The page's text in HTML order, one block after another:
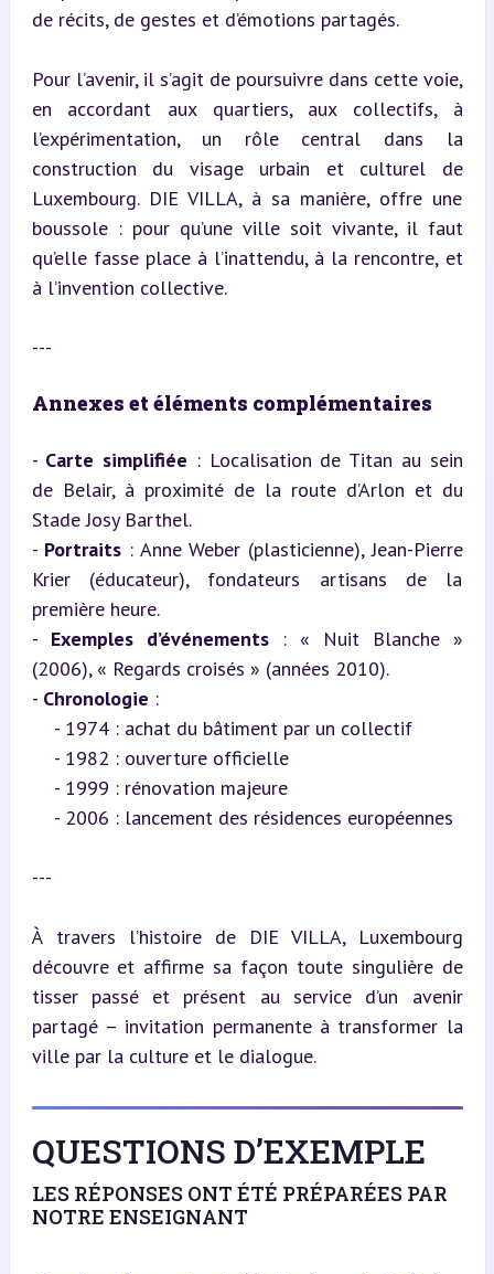
de récits, de gestes et d’émotions partagés.
Pour l’avenir, il s’agit de poursuivre dans cette voie,
en accordant aux quartiers, aux collectifs, à
l’expérimentation, un rôle central dans la
construction du visage urbain et culturel de
Luxembourg. DIE VILLA, à sa manière, offre une
boussole : pour qu’une ville soit vivante, il faut
qu’elle fasse place à l’inattendu, à la rencontre, et
à l’invention collective.
---
Annexes et éléments complémentaires
- Carte simplifiée : Localisation de Titan au sein
de Belair, à proximité de la route d’Arlon et du
Stade Josy Barthel.
- Portraits : Anne Weber (plasticienne), Jean-Pierre
Krier (éducateur), fondateurs artisans de la
première heure.
- Exemples d’événements : « Nuit Blanche »
(2006), « Regards croisés » (années 2010).
- Chronologie :
    - 2006 : lancement des résidences européennes
---
À travers l’histoire de DIE VILLA, Luxembourg
découvre et affirme sa façon toute singulière de
tisser passé et présent au service d’un avenir
partagé – invitation permanente à transformer la
ville par la culture et le dialogue.
QUESTIONS D’EXEMPLE
LES RÉPONSES ONT ÉTÉ PRÉPARÉES PAR
NOTRE ENSEIGNANT